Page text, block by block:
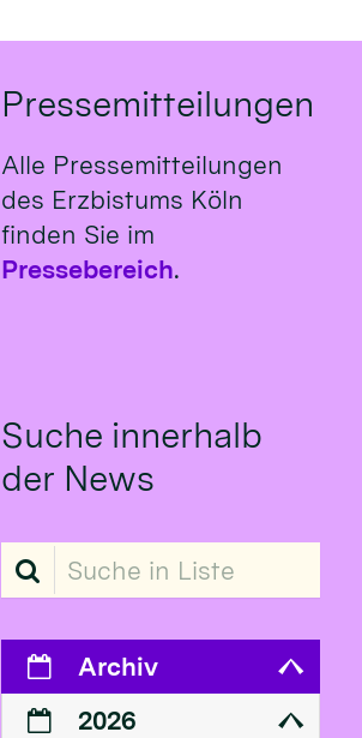
Pressemitteilungen
Alle Pressemitteilungen
des Erzbistums Köln
finden Sie im
Pressebereich.
Suche innerhalb
der News
Suche in Liste
Archiv
2026